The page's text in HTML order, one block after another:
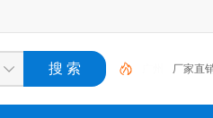
厂家直销 印
玖进出口 体验